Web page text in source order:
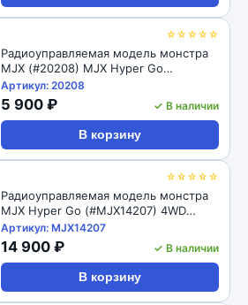
☆☆☆☆☆
Радиоуправляемая модель монстра
MJX (#20208) MJX Hyper Go
Brushless 4WD ARTR 1/20 2.4G
Артикул: 20208
5 900 ₽ ✓ В наличии
В корзину
☆☆☆☆☆
Радиоуправляемая модель монстра
MJX Hyper Go (#MJX14207) 4WD
Brushless 1:14 RTR 2.4GHz
Артикул: MJX14207
14 900 ₽ ✓ В наличии
В корзину